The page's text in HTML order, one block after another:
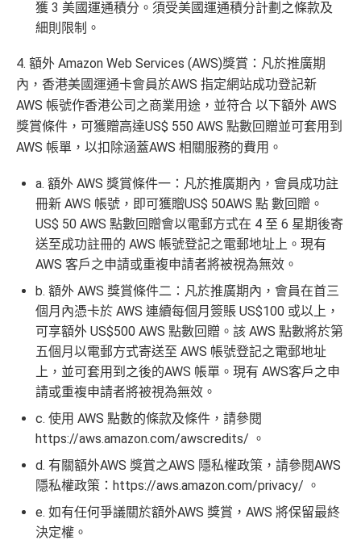
C陷阱
一連串American Express信用卡消費優惠
查看更多信用卡詳情及分析...
s
可以轉積分為多個飛行里數或酒店積分計劃，包括Asi
a Miles/ Avios/ KrisFlyer/
Marriott Bonvoy
Hilton Hono
rs Points
AE緊急家居及汽車支援服務
酒店Elite會籍，Hilton金卡入住送早餐
美心美膳會2-3人星期一至四食有六折
睇戲折扣
星期五係百老匯、PALACE或AMC睇戲買
一送一或其他日子享有8折優惠
AE購物保障：延長一年保障
高達HK$9,000奢華酒店回贈
AE白金卡香港足球會HKFC禮遇
亞洲50+指定高爾夫球會免費果嶺費
信和酒店優惠：會送住宿禮券，信和酒店及遠東酒店
集團第二晚免費住宿
積分無限期
飲食優惠全集：AE美膳會及餐廳優惠合集
一
優惠活動更新：AE信用卡優惠合集
❎缺點
年費$9,500無得豁免
獲 3 美國運通積分。須受美國運通積分計劃之條款及
細則限制。
4. 額外 Amazon Web Services (AWS)獎賞：凡於推廣期
內，香港美國運通卡會員於AWS 指定網站成功登記新
AWS 帳號作香港公司之商業用途，並符合 以下額外 AWS
獎賞條件，可獲贈高達US$ 550 AWS 點數回贈並可套用到
AWS 帳單，以扣除涵蓋AWS 相關服務的費用。
a. 額外 AWS 獎賞條件一：凡於推廣期內，會員成功註
冊新 AWS 帳號，即可獲贈US$ 50AWS 點 數回贈。
US$ 50 AWS 點數回贈會以電郵方式在 4 至 6 星期後寄
送至成功註冊的 AWS 帳號登記之電郵地址上。現有
AWS 客戶之申請或重複申請者將被視為無效。
b. 額外 AWS 獎賞條件二：凡於推廣期內，會員在首三
個月內憑卡於 AWS 連續每個月簽賬 US$100 或以上，
可享額外 US$500 AWS 點數回贈。該 AWS 點數將於第
五個月以電郵方式寄送至 AWS 帳號登記之電郵地址
上，並可套用到之後的AWS 帳單。現有 AWS客戶之申
請或重複申請者將被視為無效。
c. 使用 AWS 點數的條款及條件，請參閱
https://aws.amazon.com/awscredits/ 。
d. 有關額外AWS 獎賞之AWS 隱私權政策，請參閱AWS
隱私權政策：https://aws.amazon.com/privacy/ 。
e. 如有任何爭議關於額外AWS 獎賞，AWS 將保留最終
決定權。